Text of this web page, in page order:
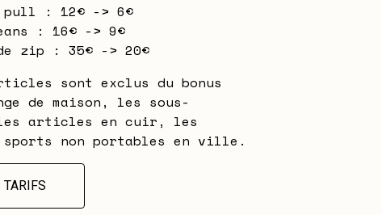
pull : 12€ -> 6€
: 16€ -> 9€
de zip : 35€ -> 20€
sont exclus du bonus
de maison, les sous-
les articles en cuir, les
non portables en ville.
TARIFS